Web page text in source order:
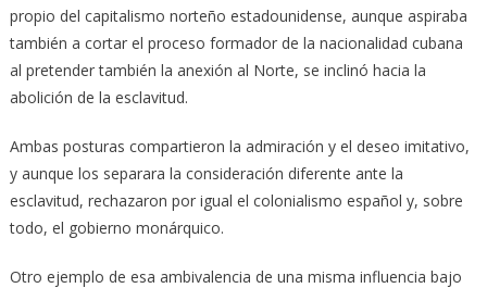
propio del capitalismo norteño estadounidense, aunque aspiraba
también a cortar el proceso formador de la nacionalidad cubana
al pretender también la anexión al Norte, se inclinó hacia la
abolición de la esclavitud.
Ambas posturas compartieron la admiración y el deseo imitativo,
y aunque los separara la consideración diferente ante la
esclavitud, rechazaron por igual el colonialismo español y, sobre
todo, el gobierno monárquico.
Otro ejemplo de esa ambivalencia de una misma influencia bajo